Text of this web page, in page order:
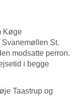
Køge
St.
modsatte perron.
i begge
Taastrup og